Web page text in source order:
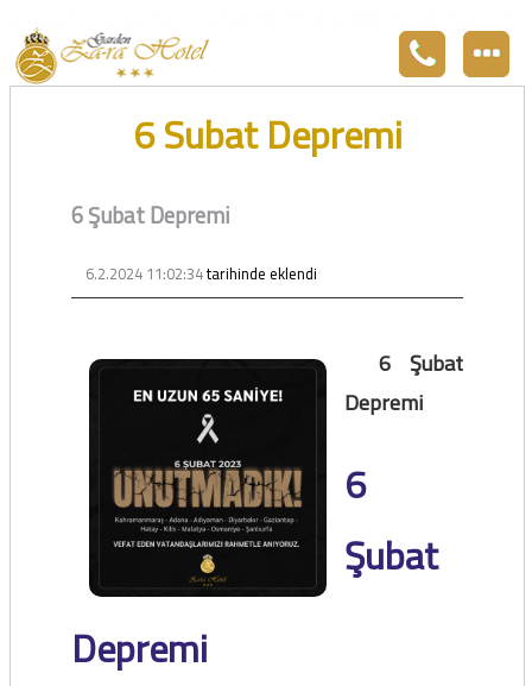
6 Subat Depremi
6 Şubat Depremi
6.2.2024 11:02:34tarihinde eklendi
6 Şubat
Depremi
6
Şubat
Depremi